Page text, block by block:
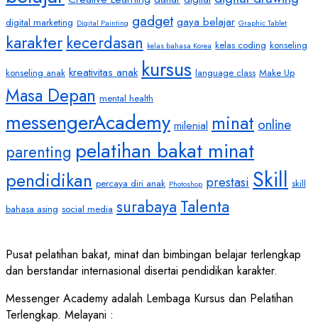
digital marketing Digital Painting gadget gaya belajar Graphic Tablet
karakter kecerdasan kelas bahasa Korea kelas coding konseling
konseling anak kreativitas anak kursus language class Make Up
Masa Depan mental health
messengerAcademy milenial minat online
parenting pelatihan bakat minat
pendidikan percaya diri anak Photoshop prestasi Skill skill
bahasa asing social media surabaya Talenta
Pusat pelatihan bakat, minat dan bimbingan belajar terlengkap
dan berstandar internasional disertai pendidikan karakter.
Messenger Academy adalah Lembaga Kursus dan Pelatihan
Terlengkap. Melayani :